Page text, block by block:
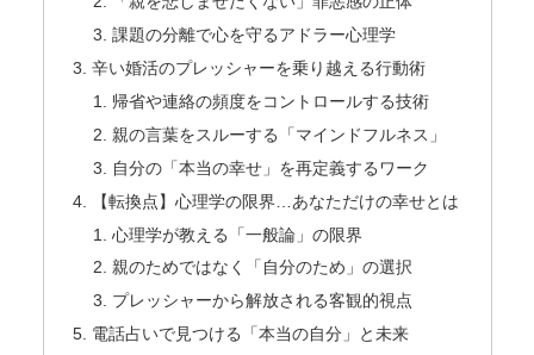
課題の分離で心を守るアドラー心理学
辛い婚活のプレッシャーを乗り越える行動術
帰省や連絡の頻度をコントロールする技術
親の言葉をスルーする「マインドフルネス」
自分の「本当の幸せ」を再定義するワーク
【転換点】心理学の限界…あなただけの幸せとは
心理学が教える「一般論」の限界
親のためではなく「自分のため」の選択
プレッシャーから解放される客観的視点
電話占いで見つける「本当の自分」と未来